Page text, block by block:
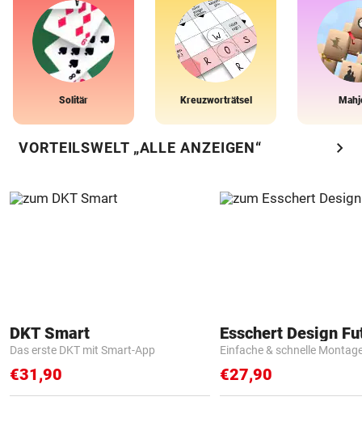
Solitär Kreuzworträtsel
VORTEILSWELT „ALLE ANZEIGEN“ chevron_right
DKT Smart
Das erste DKT mit Smart-App
€31,90
Einfache & schnelle
€27,90